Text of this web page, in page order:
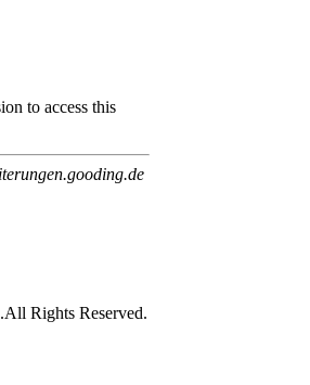
.All Rights Reserved.